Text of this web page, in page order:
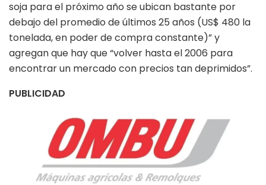
soja para el próximo año se ubican bastante por
debajo del promedio de últimos 25 años (US$ 480 la
tonelada, en poder de compra constante)” y
agregan que hay que “volver hasta el 2006 para
encontrar un mercado con precios tan deprimidos”.
PUBLICIDAD